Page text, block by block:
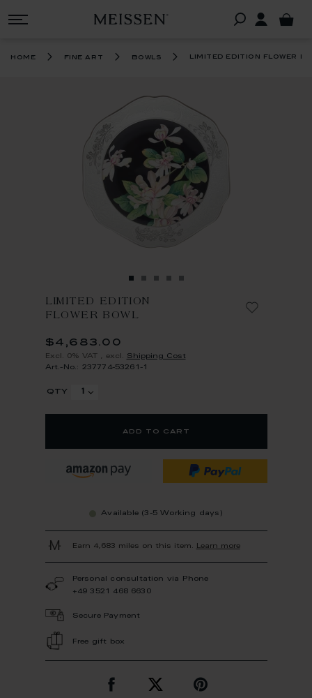
home fine art bowls limited edition flower
LIMITED EDITION
FLOWER BOWL
$4,683.00
Excl. 0% VAT excl. Shipping Cost
Art.-No.: 237774-53261-1
qty
add to cart
Available (3-5 Working days)
Earn 4,683 miles on this item. Learn more
Personal consultation via Phone
+49 3521 468 6630
Secure Payment
Free gift box